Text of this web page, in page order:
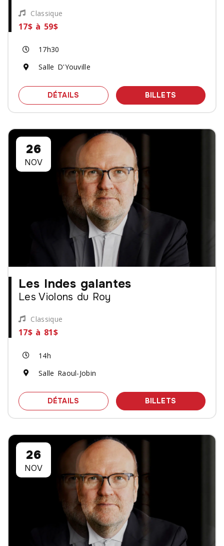
Classique
17$ à 59$
17h30
Salle D'Youville
DÉTAILS SPECTACLE MOZART, HAYDN ET LE
BILLETS DES
26
NOV
Les Indes galantes
Les Violons du Roy
Classique
17$ à 81$
14h
Salle Raoul-Jobin
DÉTAILS SPECTACLE LES INDES GALANTES -
BILLETS DES
26
NOV